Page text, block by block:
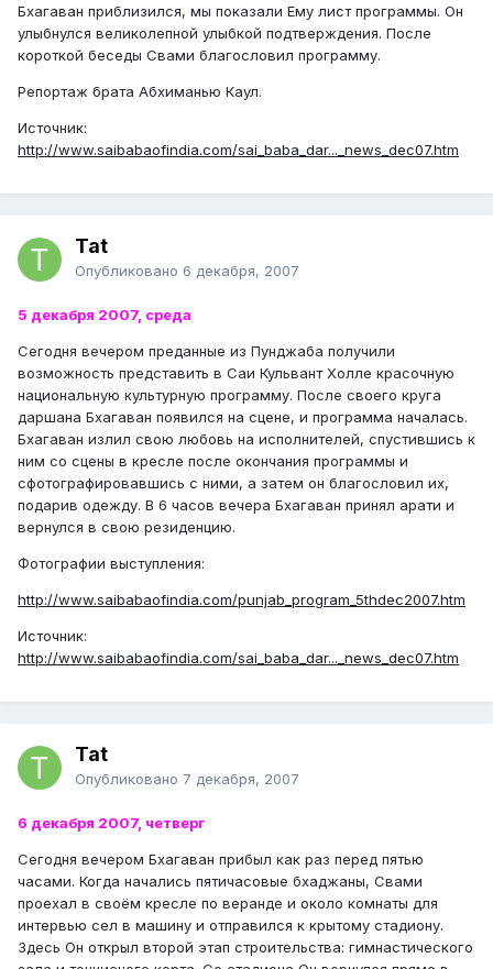
Бхагаван приблизился, мы показали Ему лист программы. Он
улыбнулся великолепной улыбкой подтверждения. После
короткой беседы Свами благословил программу.
Репортаж брата Абхиманью Каул.
Источник:
http://www.saibabaofindia.com/sai_baba_dar..._news_dec07.htm
Tat
Опубликовано 6 декабря, 2007
5 декабря 2007, среда
Сегодня вечером преданные из Пунджаба получили
возможность представить в Саи Кульвант Холле красочную
национальную культурную программу. После своего круга
даршана Бхагаван появился на сцене, и программа началась.
Бхагаван излил свою любовь на исполнителей, спустившись к
ним со сцены в кресле после окончания программы и
сфотографировавшись с ними, а затем он благословил их,
подарив одежду. В 6 часов вечера Бхагаван принял арати и
вернулся в свою резиденцию.
Фотографии выступления:
http://www.saibabaofindia.com/punjab_program_5thdec2007.htm
Источник:
http://www.saibabaofindia.com/sai_baba_dar..._news_dec07.htm
Tat
Опубликовано 7 декабря, 2007
6 декабря 2007, четверг
Сегодня вечером Бхагаван прибыл как раз перед пятью
часами. Когда начались пятичасовые бхаджаны, Свами
проехал в своём кресле по веранде и около комнаты для
интервью сел в машину и отправился к крытому стадиону.
Здесь Он открыл второй этап строительства: гимнастического